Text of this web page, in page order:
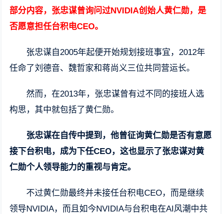
部分内容，张忠谋曾询问过NVIDIA创始人黄仁勋，是
否愿意担任台积电CEO。
张忠谋自2005年起便开始规划接班事宜，2012年
任命了刘德音、魏哲家和蒋尚义三位共同营运长。
然而，在2013年，张忠谋曾有过不同的接班人选
构思，其中就包括了黄仁勋。
张忠谋在自传中提到，他曾征询黄仁勋是否有意愿
接下台积电，成为下任CEO，这也显示了张忠谋对黄
仁勋个人领导能力的重视与肯定。
不过黄仁勋最终并未接任台积电CEO，而是继续
领导NVIDIA，而且如今NVIDIA与台积电在AI风潮中共